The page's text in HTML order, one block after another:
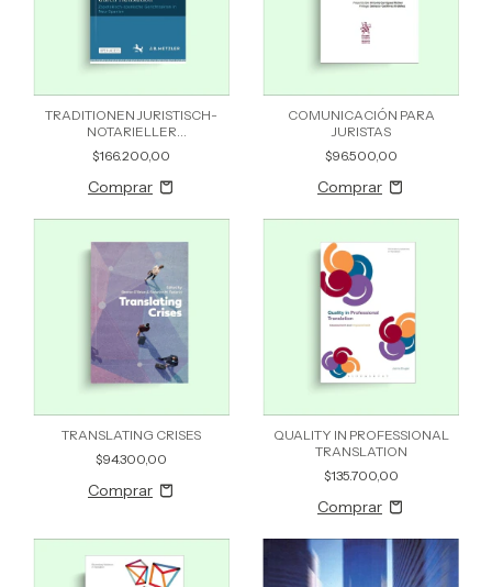
TRADITIONEN JURISTISCH-
NOTARIELLER
TEXTPRODUKTION DURCH
TRANSLATION
$166.200,00
COMUNICACIÓN PARA
JURISTAS
$96.500,00
TRANSLATING CRISES
$94.300,00
QUALITY IN PROFESSIONAL
TRANSLATION
$135.700,00